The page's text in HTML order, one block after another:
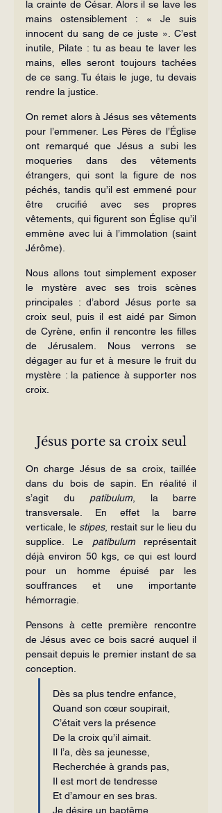
la crainte de César. Alors il se lave les
mains ostensiblement : « Je suis
innocent du sang de ce juste ». C’est
inutile, Pilate : tu as beau te laver les
mains, elles seront toujours tachées
de ce sang. Tu étais le juge, tu devais
rendre la justice.
On remet alors à Jésus ses vêtements
pour l’emmener. Les Pères de l’Église
ont remarqué que Jésus a subi les
moqueries dans des vêtements
étrangers, qui sont la figure de nos
péchés, tandis qu’il est emmené pour
être crucifié avec ses propres
vêtements, qui figurent son Église qu’il
emmène avec lui à l’immolation (saint
Jérôme).
Nous allons tout simplement exposer
le mystère avec ses trois scènes
principales : d’abord Jésus porte sa
croix seul, puis il est aidé par Simon
de Cyrène, enfin il rencontre les filles
de Jérusalem. Nous verrons se
dégager au fur et à mesure le fruit du
mystère : la patience à supporter nos
croix.
Jésus porte sa croix seul
On charge Jésus de sa croix, taillée
dans du bois de sapin. En réalité il
s’agit du patibulum , la barre
transversale. En effet la barre
verticale, le stipes, restait sur le lieu du
supplice. Le patibulum représentait
déjà environ 50 kgs, ce qui est lourd
pour un homme épuisé par les
souffrances et une importante
hémorragie.
Pensons à cette première rencontre
de Jésus avec ce bois sacré auquel il
pensait depuis le premier instant de sa
conception.
Dès sa plus tendre enfance,
Quand son cœur soupirait,
C’était vers la présence
De la croix qu’il aimait.
Il l’a, dès sa jeunesse,
Recherchée à grands pas,
Il est mort de tendresse
Et d’amour en ses bras.
Je désire un baptême,